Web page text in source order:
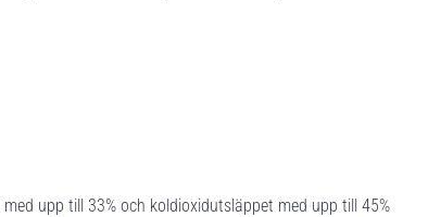
upp till 33% och koldioxidutsläppet med upp till 45%